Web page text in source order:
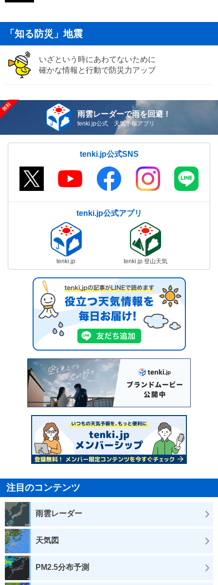
「知る防災」地震
いざという時にあわてないために
確かな情報と行動で防災力アップ
雨雲レーダーで雨を回避！
tenki.jp公式 天気予報アプリ
tenki.jp公式SNS
tenki.jp公式アプリ
tenki.jp tenki.jp 登山天気
注目のコンテンツ
雨雲レーダー
天気図
PM2.5分布予測